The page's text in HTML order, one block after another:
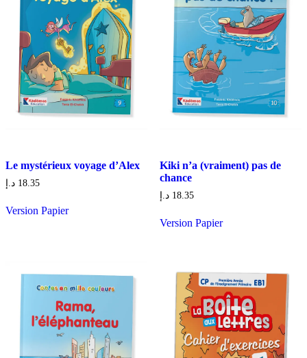
Le mystérieux voyage d’Alex
18.35 د.إ
Version Papier
Kiki n’a (vraiment) pas de
chance
18.35 د.إ
Version Papier